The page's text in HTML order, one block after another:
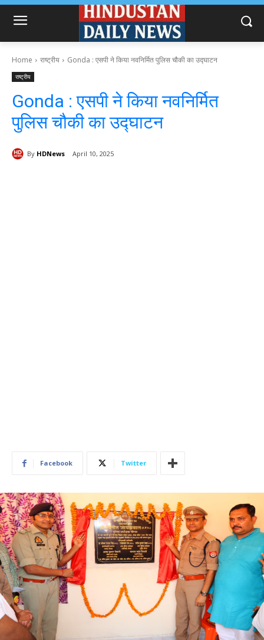
Home राष्ट्रीय Gonda : एसपी ने किया नवनिर्मित पुलिस चौकी का उद्घाटन
राष्ट्रीय
Gonda : एसपी ने किया नवनिर्मित
पुलिस चौकी का उद्घाटन
By HDNews April 10, 2025
Facebook Twitter